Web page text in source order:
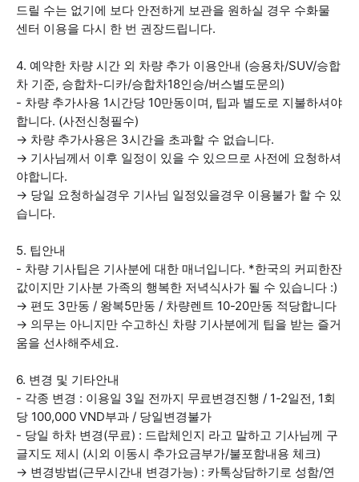
드릴 수는 없기에 보다 안전하게 보관을 원하실 경우 수화물
센터 이용을 다시 한 번 권장드립니다.
4. 예약한 차량 시간 외 차량 추가 이용안내 (승용차/SUV/승합
차 기준, 승합차-디카/승합차18인승/버스별도문의)
- 차량 추가사용 1시간당 10만동이며, 팁과 별도로 지불하셔야
합니다. (사전신청필수)
→ 차량 추가사용은 3시간을 초과할 수 없습니다.
→ 기사님께서 이후 일정이 있을 수 있으므로 사전에 요청하셔
야합니다.
→ 당일 요청하실경우 기사님 일정있을경우 이용불가 할 수 있
습니다.
5. 팁안내
- 차량 기사팁은 기사분에 대한 매너입니다. *한국의 커피한잔
값이지만 기사분 가족의 행복한 저녁식사가 될 수 있습니다 :)
→ 편도 3만동 / 왕복5만동 / 차량렌트 10-20만동 적당합니다
→ 의무는 아니지만 수고하신 차량 기사분에게 팁을 받는 즐거
움을 선사해주세요.
6. 변경 및 기타안내
- 각종 변경 : 이용일 3일 전까지 무료변경진행 / 1-2일전, 1회
당 100,000 VND부과 / 당일변경불가
- 당일 하차 변경(무료) : 드랍체인지 라고 말하고 기사님께 구
글지도 제시 (시외 이동시 추가요금부가/불포함내용 체크)
→ 변경방법(근무시간내 변경가능) : 카톡상담하기로 성함/연